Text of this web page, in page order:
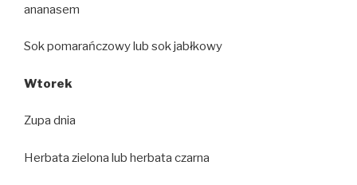
ananasem
Sok pomarańczowy lub sok jabłkowy
Wtorek
Zupa dnia
Herbata zielona lub herbata czarna